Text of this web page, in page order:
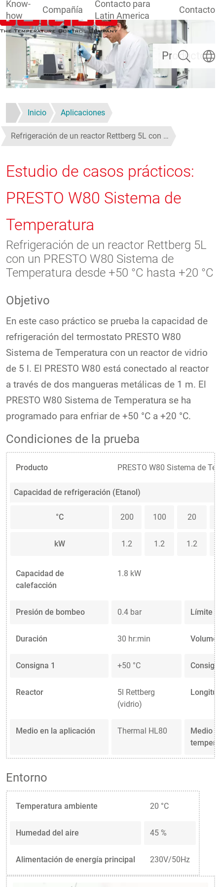
Pasar al contenido principal
Productos
Know-
how
Compañía
Contacto para
Latin America
Contacto
Buscar
Inicio Aplicaciones
Refrigeración de un reactor Rettberg 5L con …
Estudio de casos prácticos:
PRESTO W80 Sistema de
Temperatura
Refrigeración de un reactor Rettberg 5L
con un PRESTO W80 Sistema de
Temperatura desde +50 °C hasta +20 °C
Objetivo
En este caso práctico se prueba la capacidad de
refrigeración del termostato PRESTO W80
Sistema de Temperatura con un reactor de vidrio
de 5 l. El PRESTO W80 está conectado al reactor
a través de dos mangueras metálicas de 1 m. El
PRESTO W80 Sistema de Temperatura se ha
programado para enfriar de +50 °C a +20 °C.
Condiciones de la prueba
Producto PRESTO W80 Sistema de
Capacidad de refrigeración (Etanol)
°C 200 100 20
kW 1.2 1.2 1.2
Capacidad de
calefacción
1.8 kW
Presión de bombeo 0.4 bar Límite
Duración 30 hr:min
Consigna 1 +50 °C
Reactor
5l Rettberg
(vidrio)
Medio en la aplicación Thermal HL80
Medio
Entorno
Temperatura ambiente 20 °C
Humedad del aire 45 %
Alimentación de energía principal 230V/50Hz